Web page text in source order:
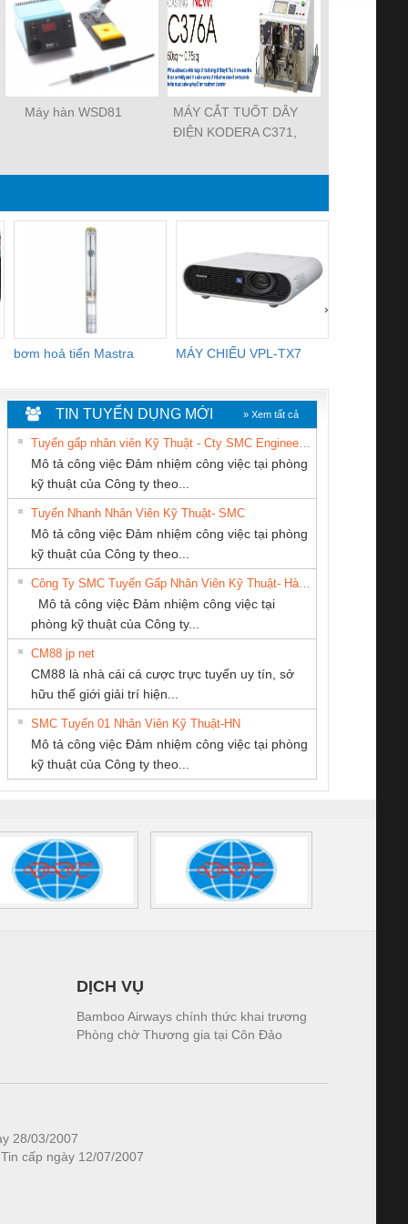
Máy hàn WSD81
MÁY CẮT TUỐT DÂY
ĐIỆN KODERA C371,
MACHINE c370
bơm hoả tiển Mastra MÁY CHIẾU VPL-TX7
›
An Toàn
Contact
– PSR-
SCP-
FSP/2X1/1X2
sát chuỗi
tấm pin
16I+
(2502520000)
Bộ giám sát chuỗi
tấm pin
TRANSCLINIC 16I+
1K5 L (2433950000)
Bộ giám sát dòng
TRANSCLINIC 16I+
(2008130000)
Bộ chỉnh lưu nguồn
điện TRANSCLINIC
BKE 1K5.4
(7791400879)2. Giá
Nẹp nhôm chống
trơn Đà Nẵng
TY TNHH
BỊ CÔNG
NIHON
VIỆT
Cty TNHH TM QC
Ba Miền
Công ty TNHH
Ba Miền
TY TNHH
MẠI
VỤ KỸ
ĐIỆN CƠ
HƯNG PHÁT
TM-DV DAI DONG
THANH
PHẦN DÂY VÀ
TIN TUYỂN DỤNG MỚI » Xem tất cả
Tuyển gấp nhân viên Kỹ Thuật - Cty SMC Engineering
Mô tả công việc Đảm nhiệm công việc tại phòng
kỹ thuật của Công ty theo...
Tuyển Nhanh Nhân Viên Kỹ Thuật- SMC
Mô tả công việc Đảm nhiệm công việc tại phòng
kỹ thuật của Công ty theo...
Công Ty SMC Tuyển Gấp Nhân Viên Kỹ Thuật- Hà Nội
Mô tả công việc Đảm nhiệm công việc tại
phòng kỹ thuật của Công ty...
CM88 jp net
CM88 là nhà cái cá cược trực tuyến uy tín, sở
hữu thế giới giải trí hiện...
SMC Tuyển 01 Nhân Viên Kỹ Thuật-HN
Mô tả công việc Đảm nhiệm công việc tại phòng
kỹ thuật của Công ty theo...
DỊCH VỤ
Bamboo Airways chính thức khai trương
Phòng chờ Thương gia tại Côn Đảo
28/03/2007
cấp ngày 12/07/2007